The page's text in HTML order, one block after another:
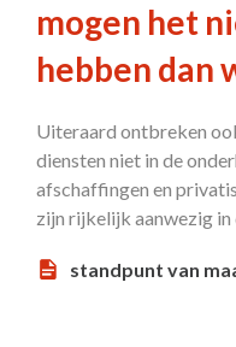
mogen het
hebben dan
Uiteraard ontbreken
diensten niet in de
afschaffingen en
zijn rijkelijk aanwezig in
standpunt van